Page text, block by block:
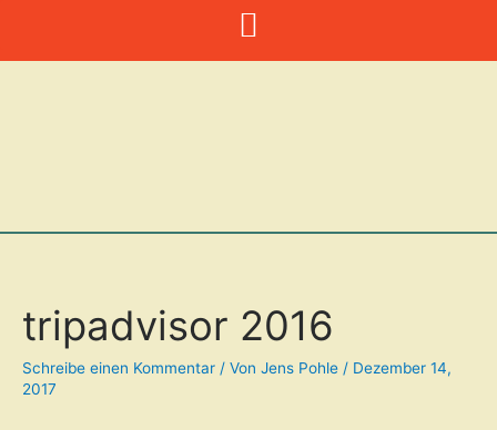
tripadvisor 2016
Schreibe einen Kommentar / Von Jens Pohle / Dezember 14,
2017